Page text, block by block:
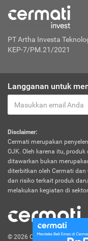
PT Artha Investa
KEP-7/PM.21/2021
Langganan untuk
Disclaimer:
Cermati merupakan
OJK. Oleh karena itu,
ditawarkan bukan
diterbitkan oleh Cermati
dan risiko terkait produk
melakukan kegiatan di
© 2026 Cermati. All Rights